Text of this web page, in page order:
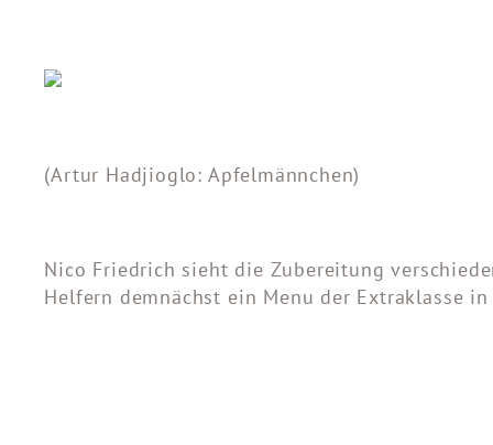
(Artur Hadjioglo: Apfelmännchen)
Nico Friedrich sieht die Zubereitung
Helfern demnächst ein Menu der Extraklasse